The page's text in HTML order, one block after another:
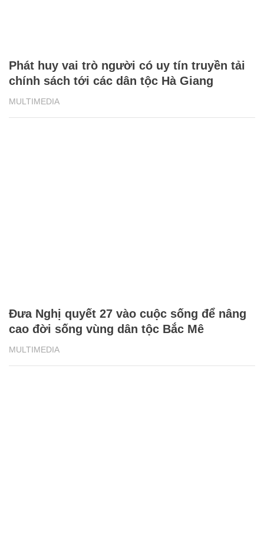
MULTIMEDIA
Phát huy vai trò người có uy tín truyền tải
chính sách tới các dân tộc Hà Giang
MULTIMEDIA
Đưa Nghị quyết 27 vào cuộc sống để nâng
cao đời sống vùng dân tộc Bắc Mê